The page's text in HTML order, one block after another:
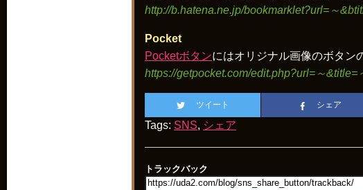
http://b.hatena.ne.jp/bookmarklet?url=～
Pocket
Pocketボタンにはオリジナル画像のボタン
https://getpocket.com/edit.php?url=～&title=
ツイート シェア
Tags: SNS, シェア
トラックバック